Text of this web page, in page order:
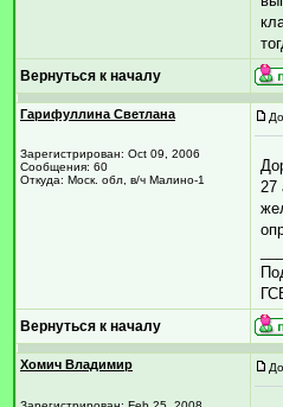
Вернуться к началу
Гарифуллина Светлана
Зарегистрирован: Oct 09, 2006
Сообщения: 60
Откуда: Моск. обл, в/ч Малино-1
27
Вернуться к началу
Хомич Владимир